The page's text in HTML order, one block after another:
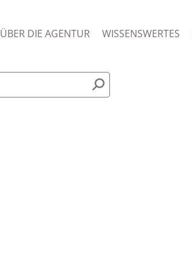
ÜBER DIE AGENTUR WISSENSWERTES